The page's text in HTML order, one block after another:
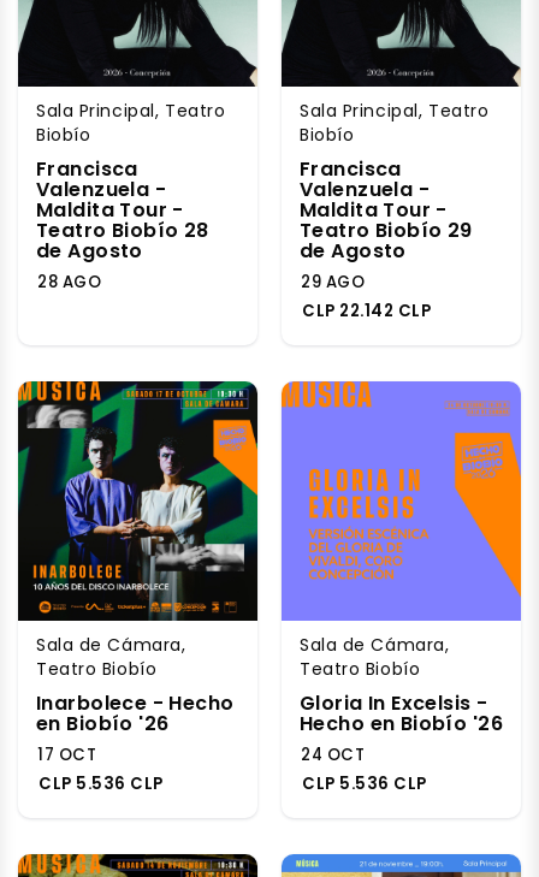
Sala Principal, Teatro
Biobío
Francisca
Valenzuela -
Maldita Tour -
Teatro Biobío 28
de Agosto
28 AGO
Sala Principal, Teatro
Biobío
Francisca
Valenzuela -
Maldita Tour -
Teatro Biobío 29
de Agosto
29 AGO
CLP 22.142 CLP
Sala de Cámara,
Teatro Biobío
Inarbolece - Hecho
en Biobío '26
17 OCT
CLP 5.536 CLP
Sala de Cámara,
Teatro Biobío
Gloria In Excelsis -
Hecho en Biobío '26
24 OCT
CLP 5.536 CLP